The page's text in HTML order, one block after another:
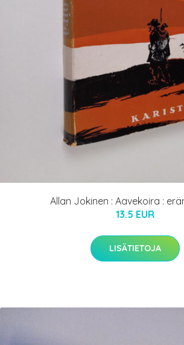
Allan Jokinen : Aavekoira :
13.5 EUR
LISÄTIETOJA